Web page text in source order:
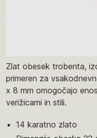
Zlat obesek trobenta,
primeren za
x 8 mm omogočajo
verižicami in stili.
14 karatno zlato